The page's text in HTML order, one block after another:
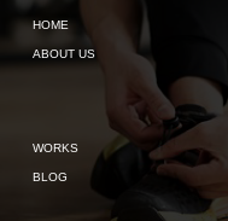
HOME
ABOUT US
WORKS
BLOG